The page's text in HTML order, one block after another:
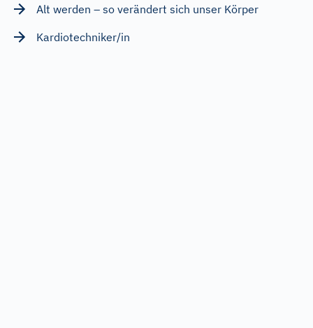
Alt werden – so verändert sich unser Körper
Kardiotechniker/in